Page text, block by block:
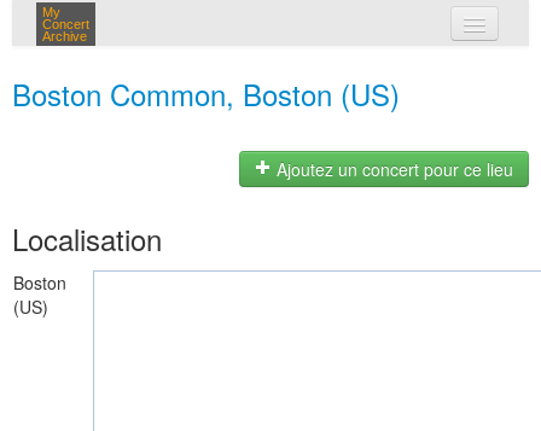
My
Concert
Archive
Boston Common, Boston (US)
Ajoutez un concert pour ce lieu
Localisation
Boston
(US)